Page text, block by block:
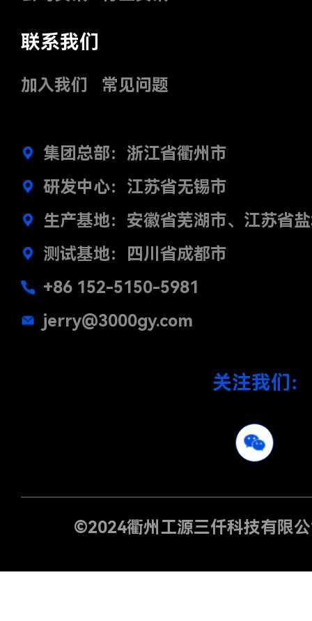
联系我们
加入我们 常见问题
集团总部：浙江省衢州市
研发中心：江苏省无锡市
生产基地：安徽省芜湖市、江苏省
测试基地：四川省成都市
+86 152-5150-5981
jerry@3000gy.com
关注我们：
©2024衢州工源三仟科技有限